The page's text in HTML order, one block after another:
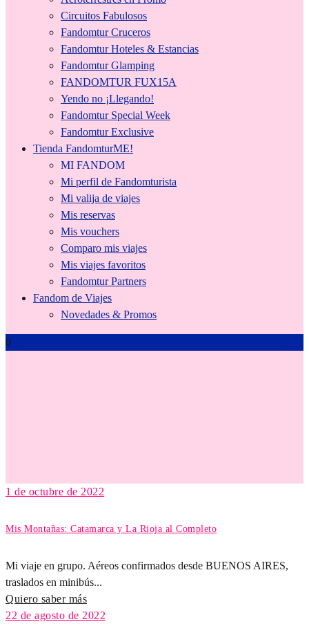
Circuitos Fabulosos
Fandomtur Cruceros
Fandomtur Hoteles & Estancias
Fandomtur Glamping
FANDOMTUR FUX15A
Yendo no ¡Llegando!
Fandomtur Special Week
Fandomtur Exclusive
Tienda FandomturME!
MI FANDOM
Mi perfil de Fandomturista
Mi valija de viajes
Mis reservas
Mis vouchers
Comparo mis viajes
Mis viajes favoritos
Fandomtur Partners
Fandom de Viajes
Novedades & Promos
0
1 de octubre de 2022
Mis Montañas: Catamarca y La Rioja al Completo
Mi viaje en grupo. Aéreos confirmados desde BUENOS AIRES,
traslados en minibús...
Quiero saber más
22 de agosto de 2022